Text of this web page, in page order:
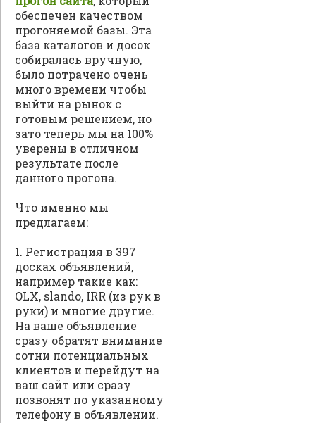
обеспечен качеством
прогоняемой базы. Эта
база каталогов и досок
собиралась вручную,
было потрачено очень
много времени чтобы
выйти на рынок с
готовым решением, но
зато теперь мы на 100%
уверены в отличном
результате после
данного прогона.
Что именно мы
предлагаем:
1. Регистрация в 397
досках объявлений,
например такие как:
OLX, slando, IRR (из рук в
руки) и многие другие.
На ваше объявление
сразу обратят внимание
сотни потенциальных
клиентов и перейдут на
ваш сайт или сразу
позвонят по указанному
телефону в объявлении.